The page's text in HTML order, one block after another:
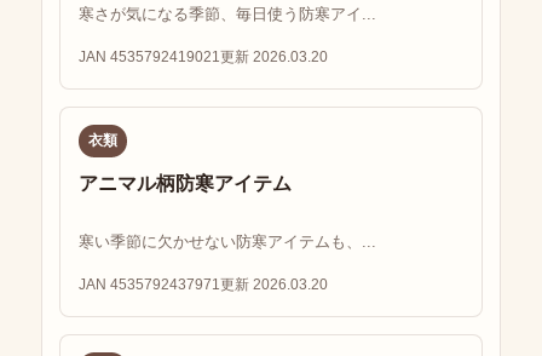
寒さが気になる季節、毎日使う防寒アイ...
JAN 4535792419021 更新 2026.03.20
衣類
アニマル柄防寒アイテム
寒い季節に欠かせない防寒アイテムも、...
JAN 4535792437971 更新 2026.03.20